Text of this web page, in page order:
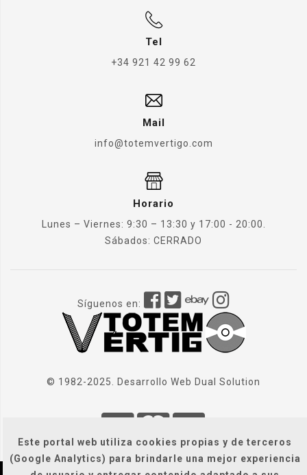
Este portal web utiliza cookies propias y de terceros
(Google Analytics) para brindarle una mejor experiencia
Tel
+34 921 42 99 62
Mail
info@totemvertigo.com
Horario
Lunes – Viernes: 9:30 – 13:30 y 17:00 - 20:00.
Sábados: CERRADO
Síguenos en:
© 1982-2025. Desarrollo Web Dual Solution